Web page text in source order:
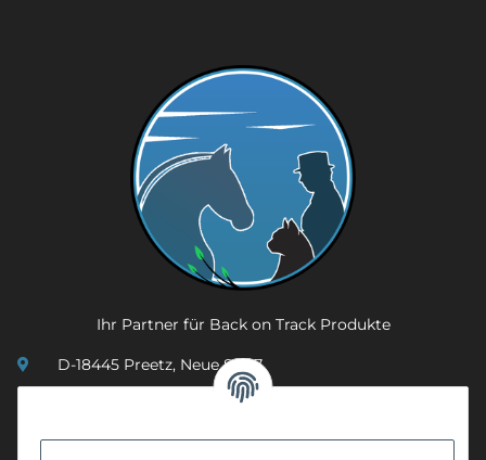
Ihr Partner für Back on Track Produkte
D-18445 Preetz, Neue Str. 7
info@mobility-in-harmony.de